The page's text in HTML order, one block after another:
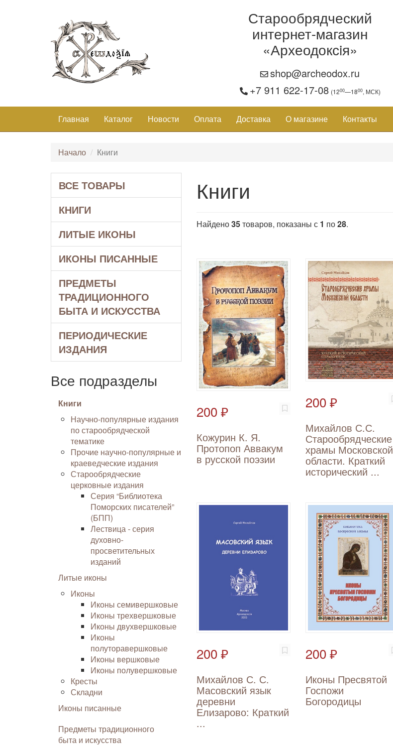
Старообрядческий
интернет-магазин
«Археодоксiя»
shop@archeodox.ru
+7 911 622-17-08 (1200—1800, МСК)
Главная Каталог Новости Оплата Доставка О магазине Контакты
Начало Книги
ВСЕ ТОВАРЫ
КНИГИ
ЛИТЫЕ ИКОНЫ
ИКОНЫ ПИСАННЫЕ
ПРЕДМЕТЫ
ТРАДИЦИОННОГО
БЫТА И ИСКУССТВА
ПЕРИОДИЧЕСКИЕ
ИЗДАНИЯ
Все подразделы
Книги
Научно-популярные издания
по старообрядческой
тематике
Прочие научно-популярные и
краеведческие издания
Старообрядческие
церковные издания
Серия “Библиотека
Поморских писателей”
(БПП)
Лествица - серия
духовно-
просветительных
изданий
Литые иконы
Иконы
Иконы семивершковые
Иконы трехвершковые
Иконы двухвершковые
Иконы
полуторавершковые
Иконы вершковые
Иконы полувершковые
Кресты
Складни
Иконы писанные
Предметы традиционного
быта и искусства
Книги
Найдено35товаров, показаны с 1 по28.
200 ₽
Кожурин К. Я.
Протопоп Аввакум
в русской поэзии
200 ₽
Михайлов С.С.
Старообрядческие
храмы Московской
области. Краткий
исторический ...
200 ₽
Михайлов С. С.
Масовский язык
деревни
Елизарово: Краткий
...
200 ₽
Иконы Пресвятой
Госпожи
Богородицы